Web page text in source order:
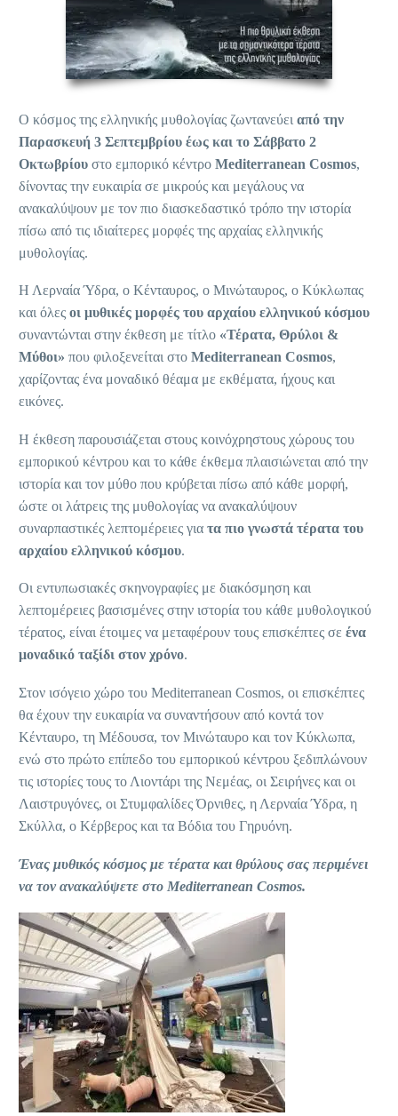
Ο κόσμος της ελληνικής μυθολογίας ζωντανεύει από την
Παρασκευή 3 Σεπτεμβρίου έως και το Σάββατο 2
Οκτωβρίου στο εμπορικό κέντρο Mediterranean Cosmos,
δίνοντας την ευκαιρία σε μικρούς και μεγάλους να
ανακαλύψουν με τον πιο διασκεδαστικό τρόπο την ιστορία
πίσω από τις ιδιαίτερες μορφές της αρχαίας ελληνικής
μυθολογίας.
Η Λερναία Ύδρα, ο Κένταυρος, ο Μινώταυρος, ο Κύκλωπας
και όλες οι μυθικές μορφές του αρχαίου ελληνικού κόσμου
συναντώνται στην έκθεση με τίτλο «Τέρατα, Θρύλοι &
Μύθοι» που φιλοξενείται στο Mediterranean Cosmos,
χαρίζοντας ένα μοναδικό θέαμα με εκθέματα, ήχους και
εικόνες.
Η έκθεση παρουσιάζεται στους κοινόχρηστους χώρους του
εμπορικού κέντρου και το κάθε έκθεμα πλαισιώνεται από την
ιστορία και τον μύθο που κρύβεται πίσω από κάθε μορφή,
ώστε οι λάτρεις της μυθολογίας να ανακαλύψουν
συναρπαστικές λεπτομέρειες για τα πιο γνωστά τέρατα του
αρχαίου ελληνικού κόσμου.
Οι εντυπωσιακές σκηνογραφίες με διακόσμηση και
λεπτομέρειες βασισμένες στην ιστορία του κάθε μυθολογικού
τέρατος, είναι έτοιμες να μεταφέρουν τους επισκέπτες σε ένα
μοναδικό ταξίδι στον χρόνο.
Στον ισόγειο χώρο του Mediterranean Cosmos, οι επισκέπτες
θα έχουν την ευκαιρία να συναντήσουν από κοντά τον
Κένταυρο, τη Μέδουσα, τον Μινώταυρο και τον Κύκλωπα,
ενώ στο πρώτο επίπεδο του εμπορικού κέντρου ξεδιπλώνουν
τις ιστορίες τους το Λιοντάρι της Νεμέας, οι Σειρήνες και οι
Λαιστρυγόνες, οι Στυμφαλίδες Όρνιθες, η Λερναία Ύδρα, η
Σκύλλα, ο Κέρβερος και τα Βόδια του Γηρυόνη.
Ένας μυθικός κόσμος με τέρατα και θρύλους σας περιμένει
να τον ανακαλύψετε στο Mediterranean Cosmos.